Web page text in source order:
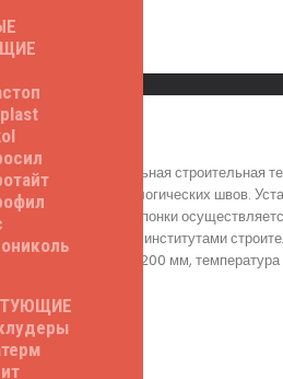
Read More
просмотр
V-20L
V-20L - специальная строительная
технологических швов.
шпонки
всеми институтами
модели Зика V-20L - 200 мм,
Read More